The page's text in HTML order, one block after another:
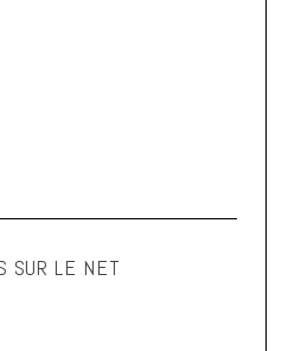
SUR LE NET